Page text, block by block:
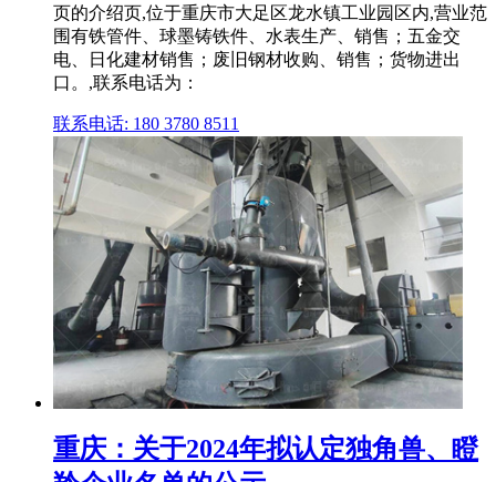
页的介绍页,位于重庆市大足区龙水镇工业园区内,营业范
围有铁管件、球墨铸铁件、水表生产、销售；五金交
电、日化建材销售；废旧钢材收购、销售；货物进出
口。,联系电话为：
联系电话: 180 3780 8511
重庆：关于2024年拟认定独角兽、瞪